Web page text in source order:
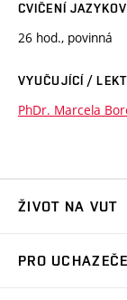
CVIČENÍ
26 hod., povinná
VYUČUJÍCÍ /
PhDr. Marcela
ŽIVOT NA VUT
PRO UCHAZEČE